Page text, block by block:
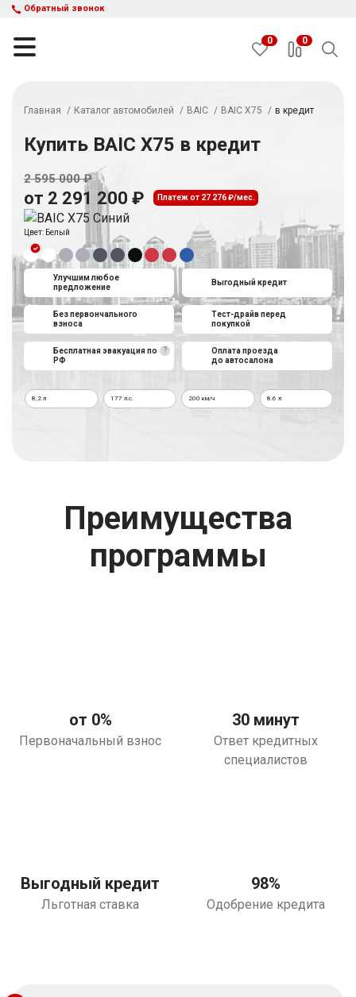
Обратный звонок
Кредит и рассрочка
Акции
Такси в кредит
Подбор авто
Спецпредложения
Отзывы
Контакты
Каталог автомобилей
Авто с пробегом
г. Москва
0 0
Главная Каталог автомобилей BAIC BAIC X75 в кредит
Купить BAIC X75 в кредит
2 595 000 ₽
от 2 291 200 ₽ Платеж от 27 276 ₽/мес.
Цвет: Белый
Улучшим любое
предложение
Без первончального
взноса
Выгодный кредит
Тест-драйв перед
покупкой
?
Бесплатная эвакуация по
РФ
Оплата проезда
до автосалона
8,2 л 177 л.с. 200 км/ч 8.6 л
Преимущества
программы
от 0%
Первоначальный взнос
30 минут
Ответ кредитных
специалистов
Выгодный кредит
Льготная ставка
98%
Одобрение кредита